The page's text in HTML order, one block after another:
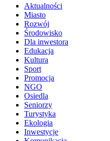
Aktualności
Miasto
Rozwój
Środowisko
Dla inwestora
Edukacja
Kultura
Sport
Promocja
NGO
Osiedla
Seniorzy
Turystyka
Ekologia
Inwestycje